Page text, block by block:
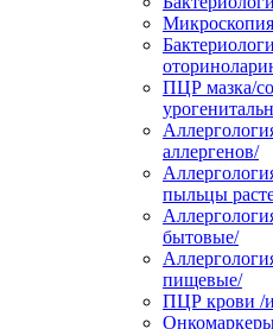
Микроскопия
ПЦР мазка/
аллергенов/
пыльцы
бытовые/
пищевые/
ПЦР крови /